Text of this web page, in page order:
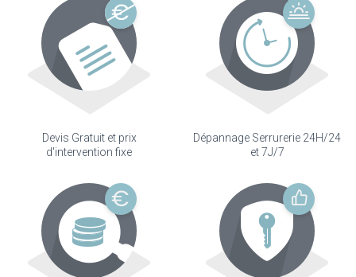
Devis Gratuit et prix
d'intervention fixe
Dépannage Serrurerie 24H/24
et 7J/7